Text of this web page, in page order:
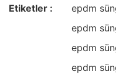
Etiketler :
epdm
epdm
epdm
epdm